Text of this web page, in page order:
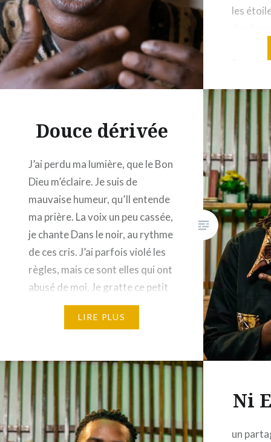
les
âmes
ses
Douce dérivée
J’ai perdu ma lumière, que le Bon
Dieu m’éclaire. Je suis de
mauvaise humeur, qu’Il entende
ma prière. La voix un peu cassée,
je chante Dans le noir, au rythme
de ces cris. J’ai parfois violé les
règles, mais ce sont elles qui ont
abusé de moi. Je gratte ce petit
texte car mes mots…
LIRE PLUS
Ni
un